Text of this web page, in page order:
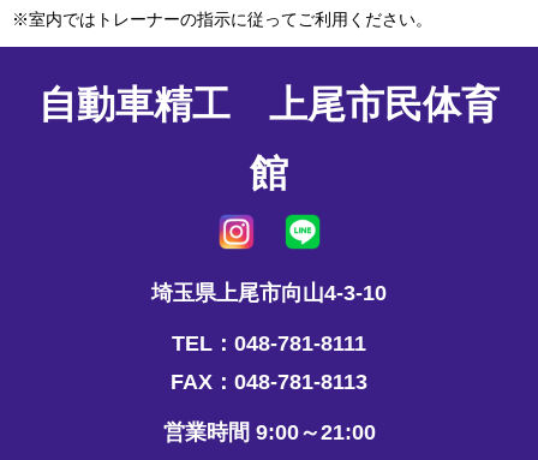
※室内ではトレーナーの指示に従ってご利用ください。
自動車精工 上尾市民体育
館
埼玉県上尾市向山4-3-10
TEL：048-781-8111
FAX：048-781-8113
営業時間 9:00～21:00